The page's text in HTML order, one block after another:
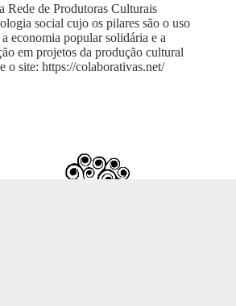
Rede de Produtoras Culturais
social cujo os pilares são o uso
economia popular solidária e a
em projetos da produção cultural
o site: https://colaborativas.net/